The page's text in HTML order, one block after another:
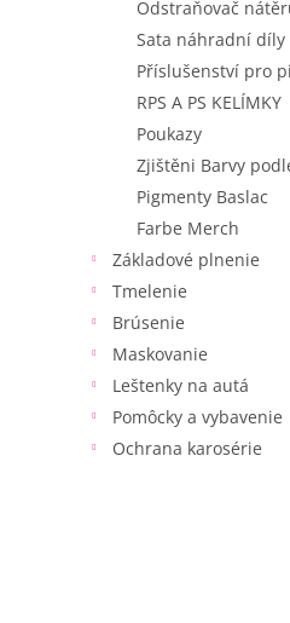
Odstraňovač
Sata náhradní díly
Příslušenství pro
RPS A PS KELÍMKY
Poukazy
Zjištěni Barvy
Pigmenty Baslac
Farbe Merch
Základové plnenie
Tmelenie
Brúsenie
Maskovanie
Leštenky na autá
Pomôcky a vybavenie
Ochrana karosérie